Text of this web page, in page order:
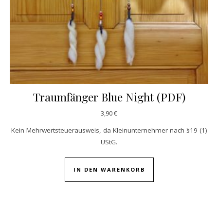
Traumfänger Blue Night (PDF)
3,90€
Kein Mehrwertsteuerausweis, da Kleinunternehmer nach §19 (1)
UStG.
IN DEN WARENKORB